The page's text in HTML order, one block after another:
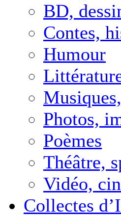
BD,
Contes,
Humour
Photos,
Poèmes
Théâtre,
Vidéo,
Collectes